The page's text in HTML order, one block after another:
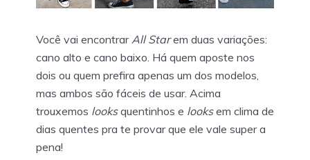
Você vai encontrar All Starem duas variações:
cano alto e cano baixo. Há quem aposte nos
dois ou quem prefira apenas um dos modelos,
mas ambos são fáceis de usar. Acima
trouxemos looksquentinhos e looksem clima de
dias quentes pra te provar que ele vale super a
pena!